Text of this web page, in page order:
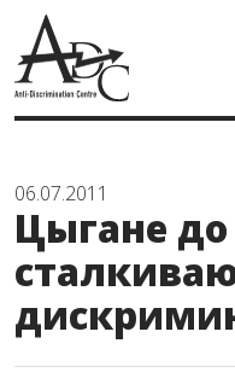
06.07.2011
Цыгане до